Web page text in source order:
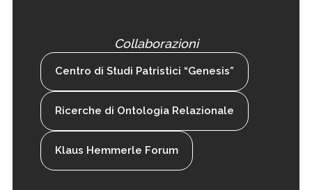
Collaborazioni
Centro di Studi Patristici “Genesis”
Ricerche di Ontologia Relazionale
Klaus Hemmerle Forum